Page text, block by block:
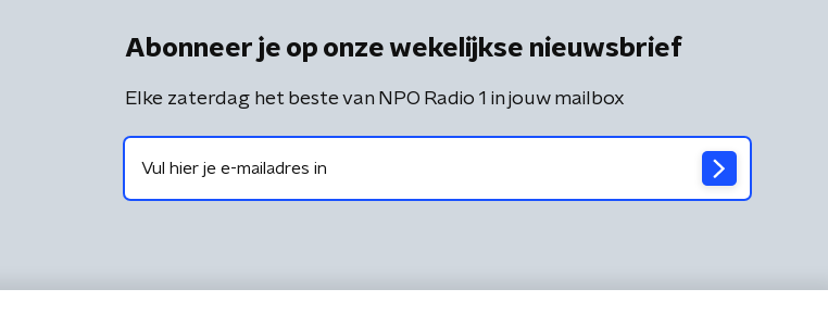
Abonneer je op onze wekelijkse nieuwsbrief
Elke zaterdag het beste van NPO Radio 1 in jouw mailbox